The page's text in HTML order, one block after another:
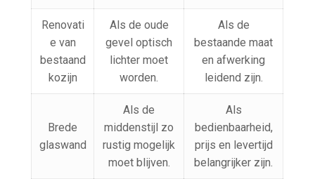
Renovati
e van
bestaand
kozijn
Als de oude
gevel optisch
lichter moet
worden.
Als de
bestaande maat
en afwerking
leidend zijn.
Brede
glaswand
Als de
middenstijl zo
rustig mogelijk
moet blijven.
Als
bedienbaarheid,
prijs en levertijd
belangrijker zijn.